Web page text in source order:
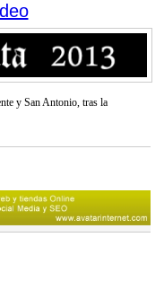
y San Antonio, tras la